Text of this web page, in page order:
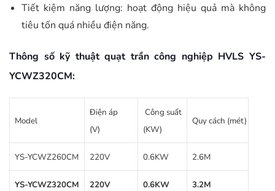
Tiết kiệm năng lượng: hoạt động hiệu quả mà không
tiêu tốn quá nhiều điện năng.
Thông số kỹ thuật quạt trần công nghiệp HVLS YS-
YCWZ320CM:
Model
Điện áp
(V)
Công suất
(KW)
Quy cách (mét)
YS-YCWZ260CM 220V 0.6KW 2.6M
YS-YCWZ320CM 220V 0.6KW 3.2M